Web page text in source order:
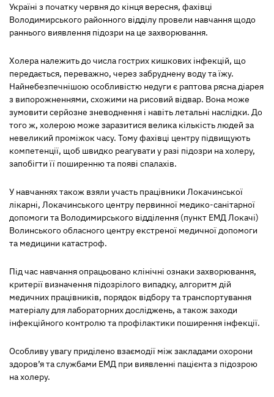
Україні з початку червня до кінця вересня, фахівці
Володимирського районного відділу провели навчання щодо
раннього виявлення підозри на це захворювання.
Холера належить до числа гострих кишкових інфекцій, що
передається, переважно, через забруднену воду та їжу.
Найнебезпечнішою особливістю недуги є раптова рясна діарея
з випорожненнями, схожими на рисовий відвар. Вона може
зумовити серйозне зневоднення і навіть летальні наслідки. До
того ж, холерою може заразитися велика кількість людей за
невеликий проміжок часу. Тому фахівці центру підвищують
компетенції, щоб швидко реагувати у разі підозри на холеру,
запобігти її поширенню та появі спалахів.
У навчаннях також взяли участь працівники Локачинської
лікарні, Локачинського центру первинної медико-санітарної
допомоги та Володимирського відділення (пункт ЕМД Локачі)
Волинського обласного центру екстреної медичної допомоги
та медицини катастроф.
Під час навчання опрацьовано клінічні ознаки захворювання,
критерії визначення підозрілого випадку, алгоритм дій
медичних працівників, порядок відбору та транспортування
матеріалу для лабораторних досліджень, а також заходи
інфекційного контролю та профілактики поширення інфекції.
Особливу увагу приділено взаємодії між закладами охорони
здоров’я та службами ЕМД при виявленні пацієнта з підозрою
на холеру.